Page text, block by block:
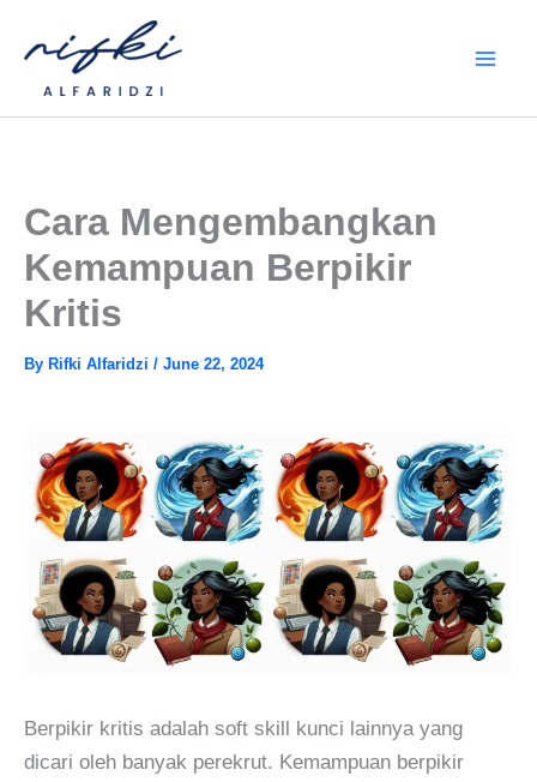
content
Cara Mengembangkan
Kemampuan Berpikir
Kritis
By Rifki Alfaridzi / June 22, 2024
Berpikir kritis adalah soft skill kunci lainnya yang
dicari oleh banyak perekrut. Kemampuan berpikir